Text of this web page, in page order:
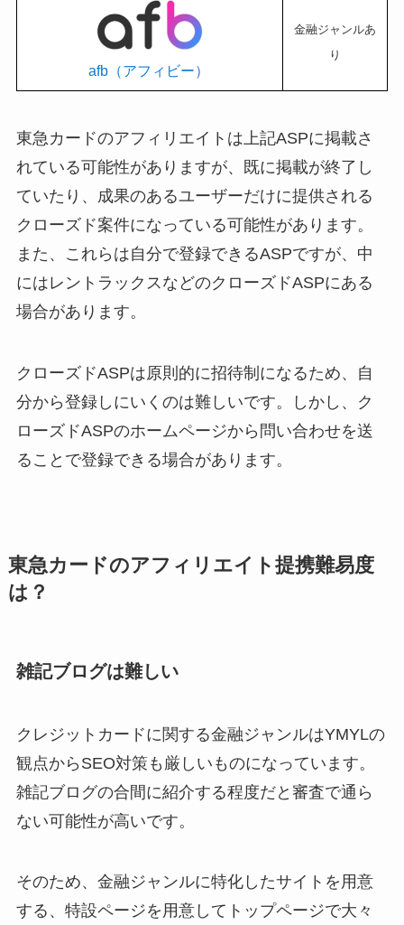
afb（アフィビー）
金融ジャンルあ
り
東急カードのアフィリエイトは上記ASPに掲載さ
れている可能性がありますが、既に掲載が終了し
ていたり、成果のあるユーザーだけに提供される
クローズド案件になっている可能性があります。
また、これらは自分で登録できるASPですが、中
にはレントラックスなどのクローズドASPにある
場合があります。
クローズドASPは原則的に招待制になるため、自
分から登録しにいくのは難しいです。しかし、ク
ローズドASPのホームページから問い合わせを送
ることで登録できる場合があります。
東急カードのアフィリエイト提携難易度
は？
雑記ブログは難しい
クレジットカードに関する金融ジャンルはYMYLの
観点からSEO対策も厳しいものになっています。
雑記ブログの合間に紹介する程度だと審査で通ら
ない可能性が高いです。
そのため、金融ジャンルに特化したサイトを用意
する、特設ページを用意してトップページで大々